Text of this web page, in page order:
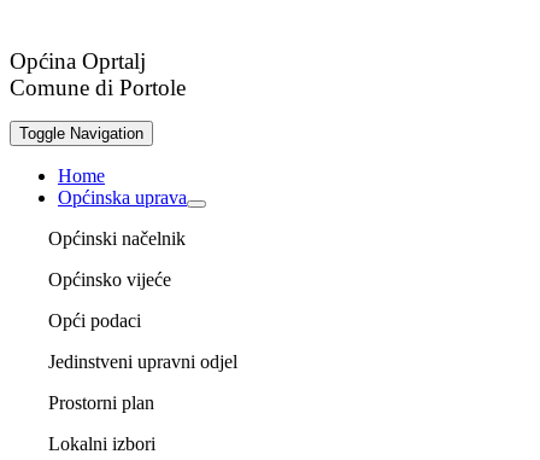
Općina Oprtalj
Comune di Portole
Toggle Navigation
Home
Općinska uprava
Općinski načelnik
Općinsko vijeće
Opći podaci
Jedinstveni upravni odjel
Prostorni plan
Lokalni izbori